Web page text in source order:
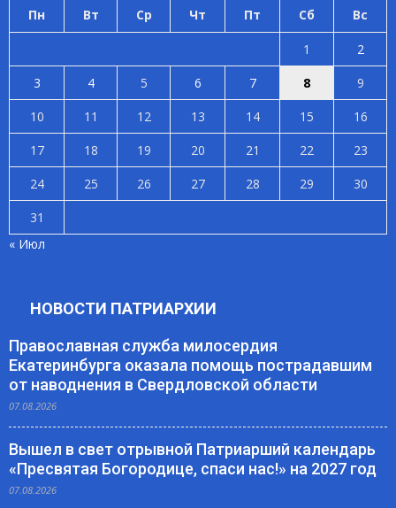
Пн Вт Ср Чт Пт Сб Вс
1
2
3
4 5 6 7 8
9
10
11 12 13 14 15
16
17
18 19 20 21 22
23
24
25 26 27 28 29
30
31
« Июл
НОВОСТИ ПАТРИАРХИИ
Православная служба милосердия
Екатеринбурга оказала помощь пострадавшим
от наводнения в Свердловской области
07.08.2026
Вышел в свет отрывной Патриарший календарь
«Пресвятая Богородице, спаси нас!» на 2027 год
07.08.2026